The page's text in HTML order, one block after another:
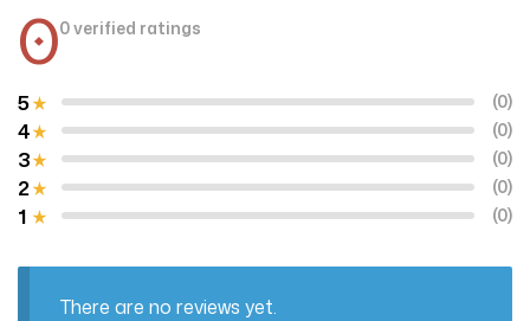
00 verified ratings
1 (0)
2 (0)
3 (0)
4 (0)
5 (0)
There are no reviews yet.